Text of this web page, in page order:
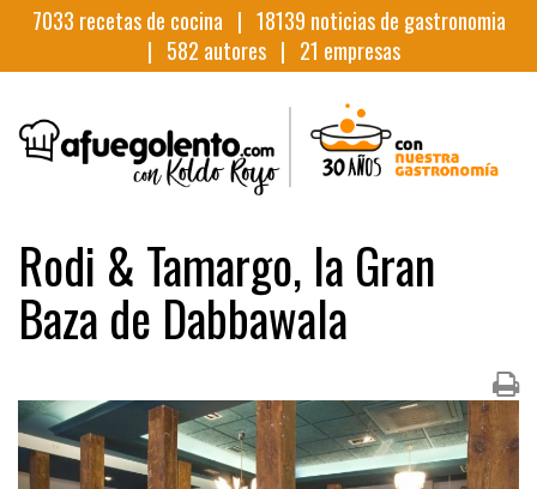
7033 recetas de cocina | 18139 noticias de gastronomia
| 582 autores | 21 empresas
Rodi & Tamargo, la Gran
Baza de Dabbawala